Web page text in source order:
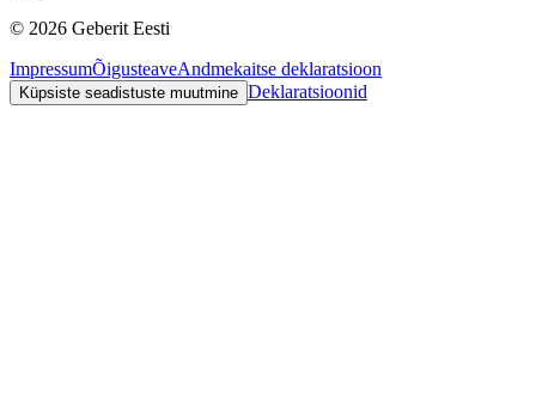
© 2026 Geberit Eesti
ImpressumÕigusteaveAndmekaitse deklaratsioon
Küpsiste seadistuste muutmine Deklaratsioonid